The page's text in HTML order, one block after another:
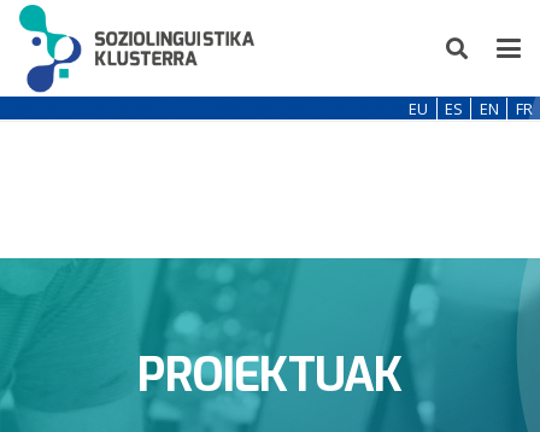
EU ES EN FR
PROIEKTUAK